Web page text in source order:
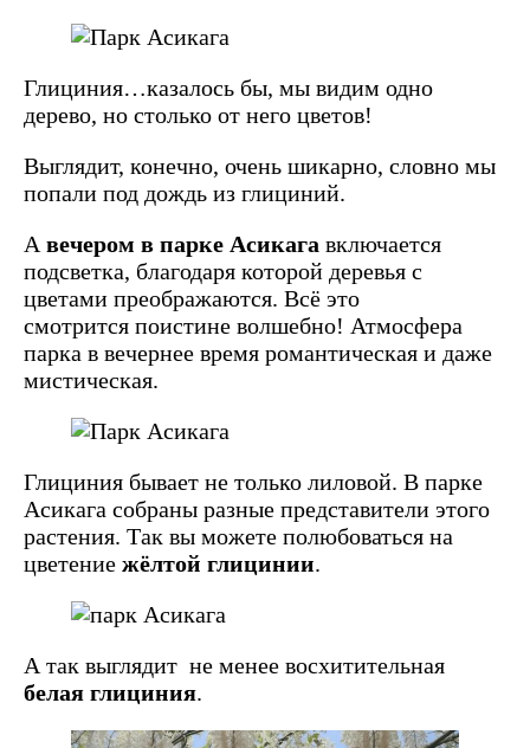
Глициния…казалось бы, мы видим одно
дерево, но столько от него цветов!
Выглядит, конечно, очень шикарно, словно мы
попали под дождь из глициний.
А вечером в парке Асикага включается
подсветка, благодаря которой деревья с
цветами преображаются. Всё это
смотрится поистине волшебно! Атмосфера
парка в вечернее время романтическая и даже
мистическая.
Глициния бывает не только лиловой. В парке
Асикага собраны разные представители этого
растения. Так вы можете полюбоваться на
цветение жёлтой глицинии.
А так выглядит не менее восхитительная
белая глициния.